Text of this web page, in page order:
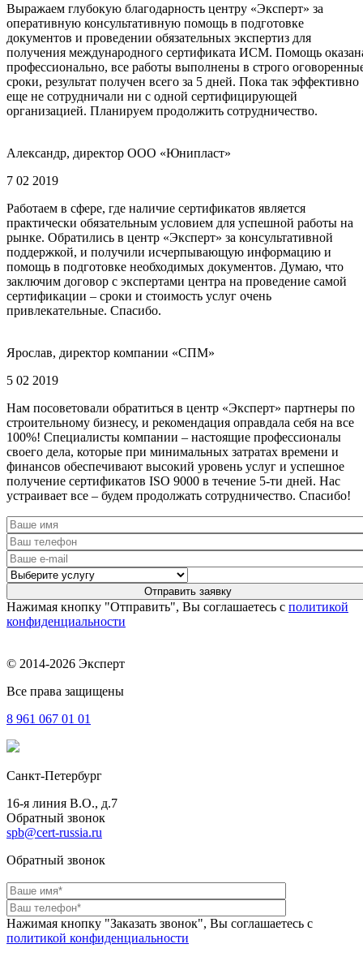
Выражаем глубокую благодарность центру «Эксперт» за
оперативную консультативную помощь в подготовке
документов и проведении обязательных экспертиз для
получения международного сертификата ИСМ. Помощь
профессионально, все работы выполнены в строго
сроки, результат получен всего за 5 дней. Пока так эффективно
еще не сотрудничали ни с одной сертифицирующей
организацией. Планируем продолжить сотрудничество.
Александр, директор ООО «Юнипласт»
7 02 2019
Работаем в сфере, где наличие сертификатов является
практически обязательным условием для успешной работы на
рынке. Обратились в центр «Эксперт» за консультативной
поддержкой, и получили исчерпывающую информацию и
помощь в подготовке необходимых документов. Думаю, что
заключим договор с экспертами центра на проведение самой
сертификации – сроки и стоимость услуг очень
привлекательные. Спасибо.
Ярослав, директор компании «СПМ»
5 02 2019
Нам посоветовали обратиться в центр «Эксперт» партнеры по
строительному бизнесу, и рекомендация оправдала себя на все
100%! Специалисты компании – настоящие профессионалы
своего дела, которые при минимальных затратах времени и
финансов обеспечивают высокий уровень услуг и успешное
получение сертификатов ISO 9000 в течение 5-ти дней. Нас
устраивает все – будем продолжать сотрудничество. Спасибо!
Нажимая кнопку "Отправить", Вы соглашаетесь с политикой
конфиденциальности
© 2014-2026 Эксперт
Все права защищены
8 961 067 01 01
Санкт-Петербург
16-я линия В.О., д.7
Обратный звонок
spb@cert-russia.ru
Обратный звонок
Нажимая кнопку "Заказать звонок", Вы соглашаетесь с
политикой конфиденциальности